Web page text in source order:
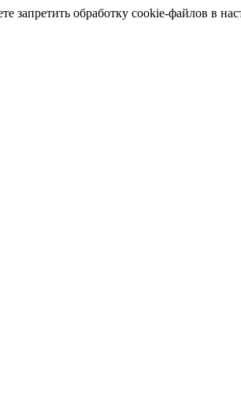
обработку cookie-файлов в